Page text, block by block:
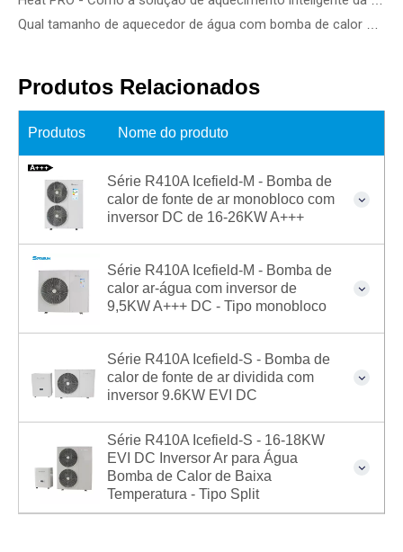
Produtos Relacionados
Produtos Nome do produto
Série R410A Icefield-M - Bomba de
calor de fonte de ar monobloco com
inversor DC de 16-26KW A+++
Série R410A Icefield-M - Bomba de
calor ar-água com inversor de
9,5KW A+++ DC - Tipo monobloco
Série R410A Icefield-S - Bomba de
calor de fonte de ar dividida com
inversor 9.6KW EVI DC
Série R410A Icefield-S - 16-18KW
EVI DC Inversor Ar para Água
Bomba de Calor de Baixa
Temperatura - Tipo Split